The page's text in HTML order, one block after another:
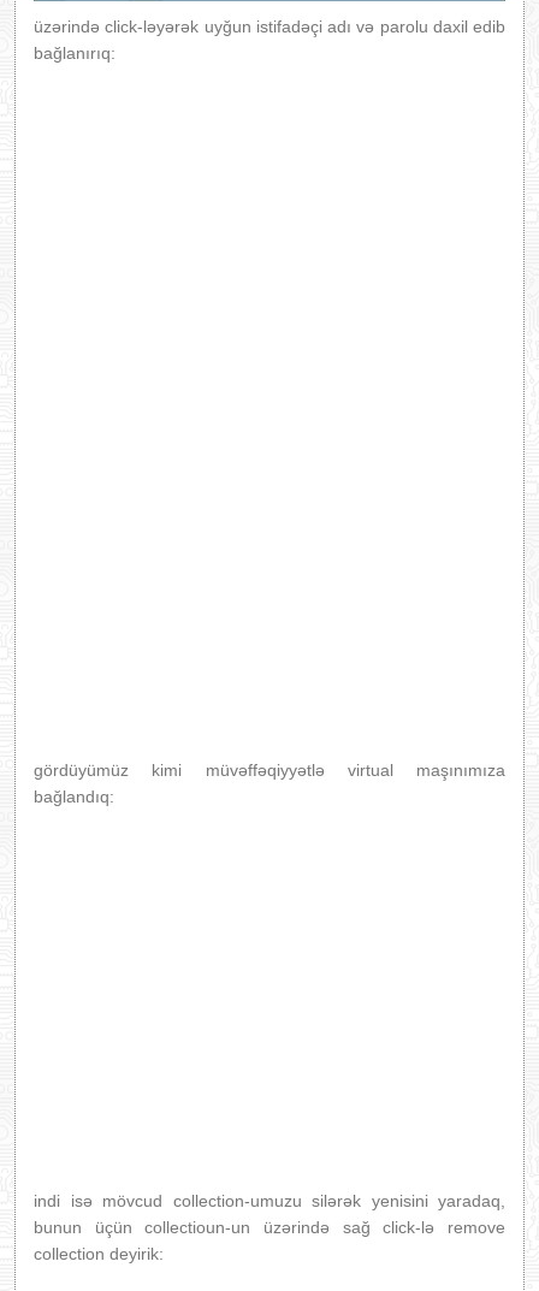
üzərində click-ləyərək uyğun istifadəçi adı və parolu daxil edib
bağlanırıq:
gördüyümüz kimi müvəffəqiyyətlə virtual maşınımıza
bağlandıq:
indi isə mövcud collection-umuzu silərək yenisini yaradaq,
bunun üçün collectioun-un üzərində sağ click-lə remove
collection deyirik: